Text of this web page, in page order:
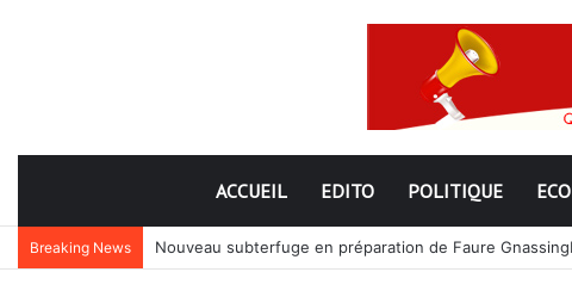
ACCUEIL EDITO POLITIQUE
Breaking News Nouveau subterfuge en préparation de Faure